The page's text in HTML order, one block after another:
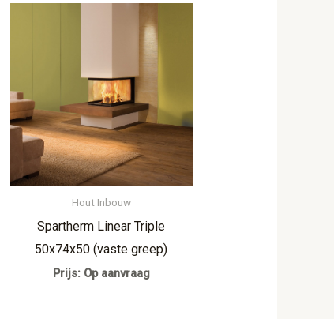
Hout Inbouw
Spartherm Linear Triple
50x74x50 (vaste greep)
Prijs: Op aanvraag